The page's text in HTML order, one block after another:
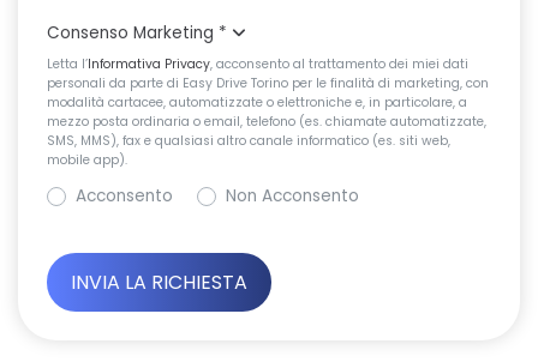
Consenso Marketing *
Letta l’Informativa Privacy, acconsento al trattamento dei miei dati
personali da parte di Easy Drive Torino per le finalità di marketing, con
modalità cartacee, automatizzate o elettroniche e, in particolare, a
mezzo posta ordinaria o email, telefono (es. chiamate automatizzate,
SMS, MMS), fax e qualsiasi altro canale informatico (es. siti web,
mobile app).
Acconsento Non Acconsento